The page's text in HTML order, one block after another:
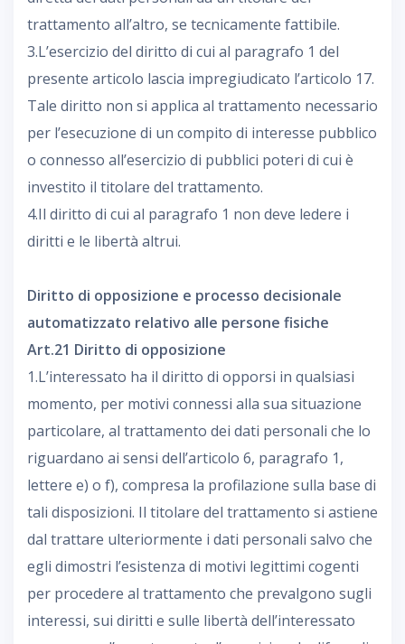
trattamento all’altro, se tecnicamente fattibile.
3.L’esercizio del diritto di cui al paragrafo 1 del
presente articolo lascia impregiudicato l’articolo 17.
Tale diritto non si applica al trattamento necessario
per l’esecuzione di un compito di interesse pubblico
o connesso all’esercizio di pubblici poteri di cui è
investito il titolare del trattamento.
4.Il diritto di cui al paragrafo 1 non deve ledere i
diritti e le libertà altrui.
Diritto di opposizione e processo decisionale
automatizzato relativo alle persone fisiche
Art.21 Diritto di opposizione
1.L’interessato ha il diritto di opporsi in qualsiasi
momento, per motivi connessi alla sua situazione
particolare, al trattamento dei dati personali che lo
riguardano ai sensi dell’articolo 6, paragrafo 1,
lettere e) o f), compresa la profilazione sulla base di
tali disposizioni. Il titolare del trattamento si astiene
dal trattare ulteriormente i dati personali salvo che
egli dimostri l’esistenza di motivi legittimi cogenti
per procedere al trattamento che prevalgono sugli
interessi, sui diritti e sulle libertà dell’interessato